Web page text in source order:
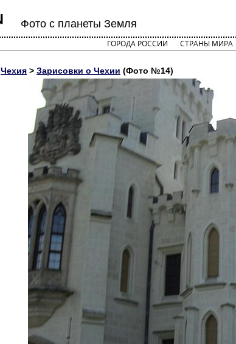
Фото с планеты Земля
ГОРОДА РОССИИ СТРАНЫ МИРА
Чехия > Зарисовки о Чехии (Фото №14)